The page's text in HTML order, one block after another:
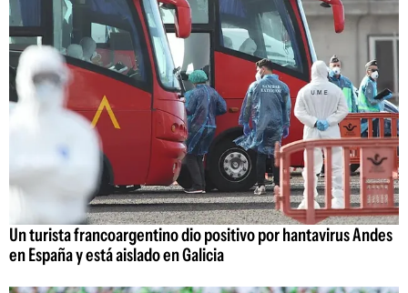
Un turista francoargentino dio positivo por hantavirus Andes
en España y está aislado en Galicia